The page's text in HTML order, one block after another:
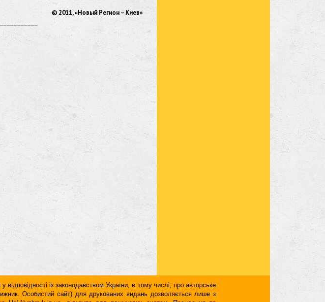
© 2011, «Новый Регион – Киев»
із законодавством України, в тому числі, про авторське
Особистий сайт) для друкованих видань дозволяється лише з
Hai-Nyzhnyk.in.ua, відкрите для пошукових систем. Посилання та